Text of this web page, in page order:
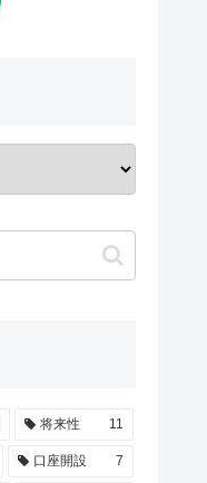
将来性 11
口座開設 7